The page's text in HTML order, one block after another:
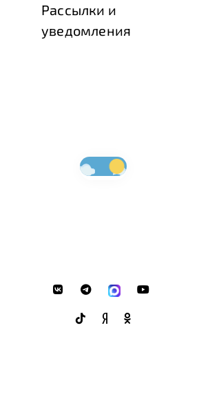
Рассылки и
уведомления